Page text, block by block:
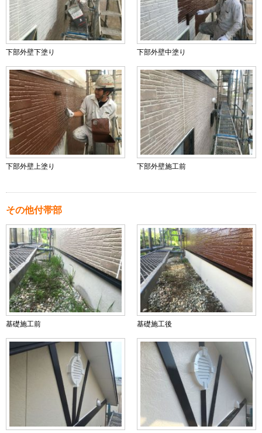
下部外壁下塗り 下部外壁中塗り
下部外壁上塗り 下部外壁施工前
その他付帯部
基礎施工前 基礎施工後